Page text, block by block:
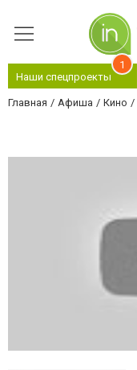
Наши спецпроекты
1
Главная Афиша Кино